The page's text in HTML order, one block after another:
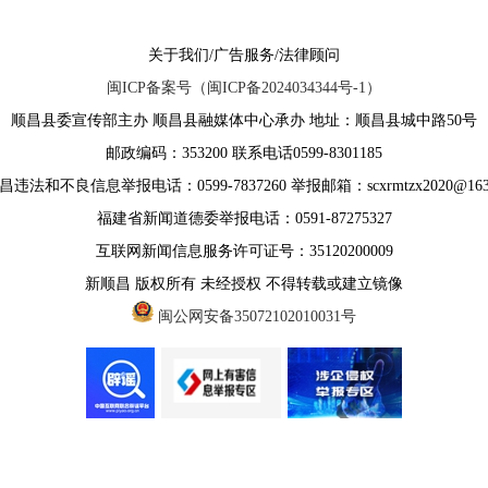
关于我们/广告服务/法律顾问
闽ICP备案号（闽ICP备2024034344号-1）
顺昌县委宣传部主办 顺昌县融媒体中心承办 地址：顺昌县城中路50号
邮政编码：353200 联系电话0599-8301185
违法和不良信息举报电话：0599-7837260 举报邮箱：
福建省新闻道德委举报电话：0591-87275327
互联网新闻信息服务许可证号：35120200009
新顺昌 版权所有 未经授权 不得转载或建立镜像
闽公网安备35072102010031号